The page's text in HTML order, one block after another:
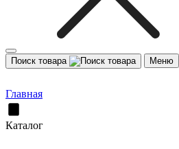
Поиск товара Меню
Главная
Каталог